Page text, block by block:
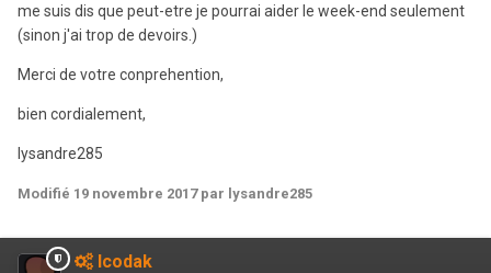
me suis dis que peut-etre je pourrai aider le week-end seulement
(sinon j'ai trop de devoirs.)
Merci de votre conprehention,
bien cordialement,
lysandre285
Modifié 19 novembre 2017par lysandre285
Icodak